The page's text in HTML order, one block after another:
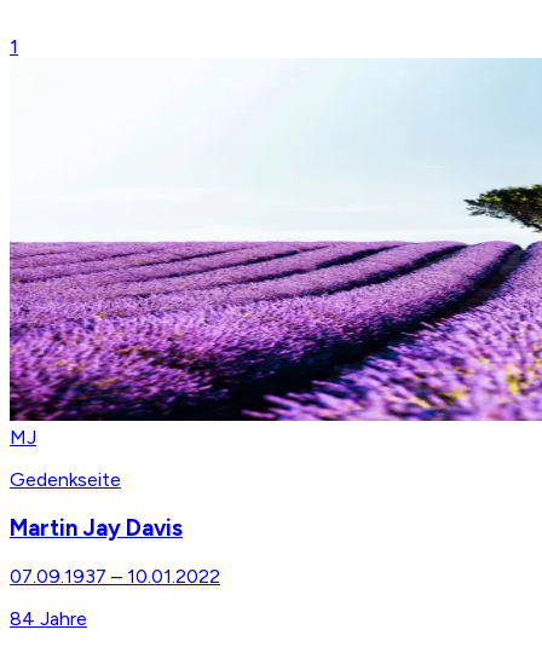
1
MJ
Gedenkseite
Martin Jay Davis
07.09.1937 – 10.01.2022
84 Jahre